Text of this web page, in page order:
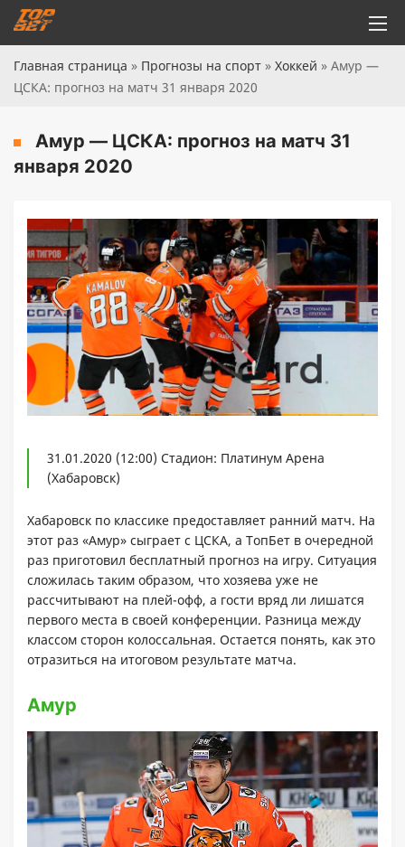
Главная страница » Прогнозы на спорт » Хоккей » Амур —
ЦСКА: прогноз на матч 31 января 2020
Амур — ЦСКА: прогноз на матч 31
января 2020
31.01.2020 (12:00) Стадион: Платинум Арена
(Хабаровск)
Хабаровск по классике предоставляет ранний матч. На
этот раз «Амур» сыграет с ЦСКА, а ТопБет в очередной
раз приготовил бесплатный прогноз на игру. Ситуация
сложилась таким образом, что хозяева уже не
рассчитывают на плей-офф, а гости вряд ли лишатся
первого места в своей конференции. Разница между
классом сторон колоссальная. Остается понять, как это
отразиться на итоговом результате матча.
Амур